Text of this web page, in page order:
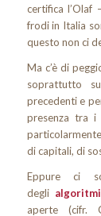
certifica l’Olaf
frodi in Italia
questo non ci
Ma c’è di
soprattutto
precedenti e
presenza tra i
di capitali, di
Eppure ci
degli algoritmi
aperte (cifr.